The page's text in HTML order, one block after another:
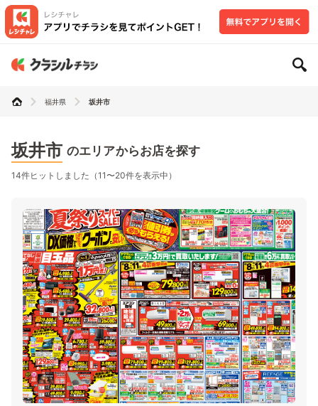
福井県 坂井市
坂井市 のエリアからお店を探す
14件ヒットしました（11〜20件を表示中）